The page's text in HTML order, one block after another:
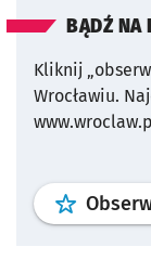
BĄDŹ NA
Kliknij
Wrocławiu.